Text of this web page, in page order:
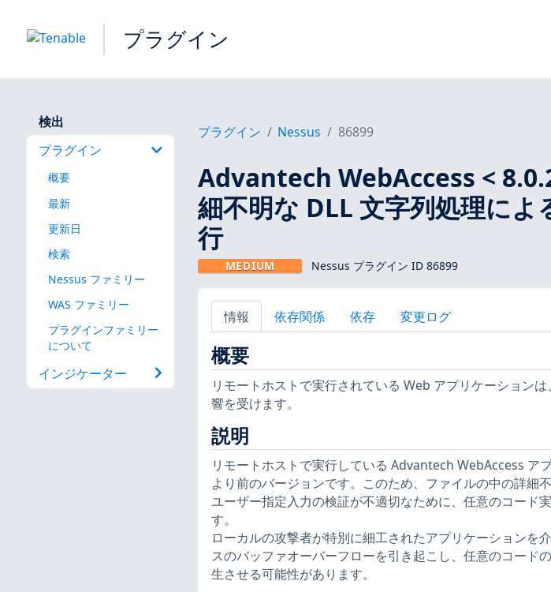
プラグイン
検出
プラグイン
概要
最新
更新日
検索
Nessus ファミリー
WAS ファミリー
プラグインファミリー
について
インジケーター
プラグイン Nessus 86899
Advantech WebAccess <
細不明な DLL 文字列処理によ
行
MEDIUM Nessus プラグイン ID 86899
情報 依存関係 依存 変更ログ
概要
リモートホストで実行されている Web アプリケーション
響を受けます。
説明
リモートホストで実行している Advantech WebAccess ア
より前のバージョンです。このため、ファイルの中の詳細
ユーザー指定入力の検証が不適切なために、任意のコード
す。
ローカルの攻撃者が特別に細工されたアプリケーションを
スのバッファオーバーフローを引き起こし、任意のコード
生させる可能性があります。